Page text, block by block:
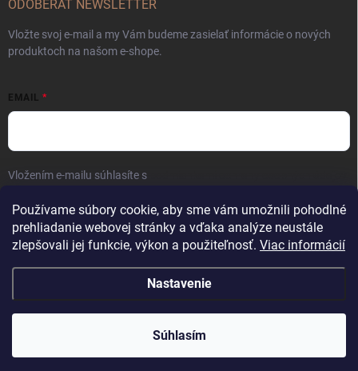
Používame súbory cookie, aby sme vám umožnili pohodlné
prehliadanie webovej stránky a vďaka analýze neustále
zlepšovali jej funkcie, výkon a použiteľnosť. Viac informácií
Nastavenie
Súhlasím
ODOBERAŤ NEWSLETTER
Vložte svoj e-mail a my Vám budeme zasielať informácie o nových
produktoch na našom e-shope.
EMAIL
Vložením e-mailu súhlasíte s
Prihlásiť sa
Kaliber SP s.r.o. . Všetky práva vyhradené.